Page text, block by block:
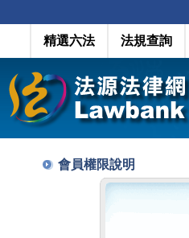
精選六法 法規查詢
會員權限說明